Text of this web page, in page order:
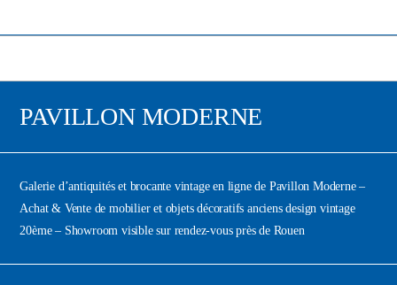
PAVILLON MODERNE
Galerie d’antiquités et brocante vintage en ligne de Pavillon Moderne –
Achat & Vente de mobilier et objets décoratifs anciens design vintage
20ème – Showroom visible sur rendez-vous près de Rouen